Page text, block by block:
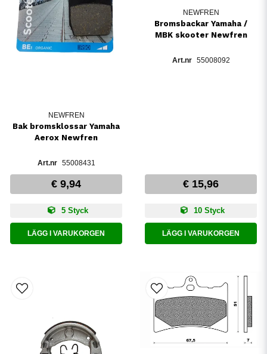
NEWFREN
Bak bromsklossar Yamaha
Aerox Newfren
55008431
€ 9,94
5 Styck
LÄGG I VARUKORGEN
NEWFREN
Bromsbackar Yamaha /
MBK skooter Newfren
55008092
€ 15,96
10 Styck
LÄGG I VARUKORGEN